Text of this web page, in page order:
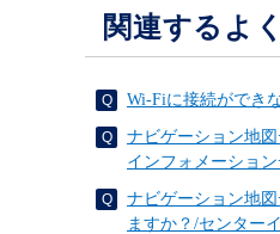
関連するよ
Wi-Fiに接続ができ
ナビゲーション地
インフォメーショ
ナビゲーション地
ますか？/センター